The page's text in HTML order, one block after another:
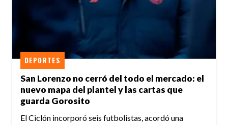
San Lorenzo no cerró del todo el mercado: el
nuevo mapa del plantel y las cartas que
guarda Gorosito
DEPORTES
El Ciclón incorporó seis futbolistas, acordó una